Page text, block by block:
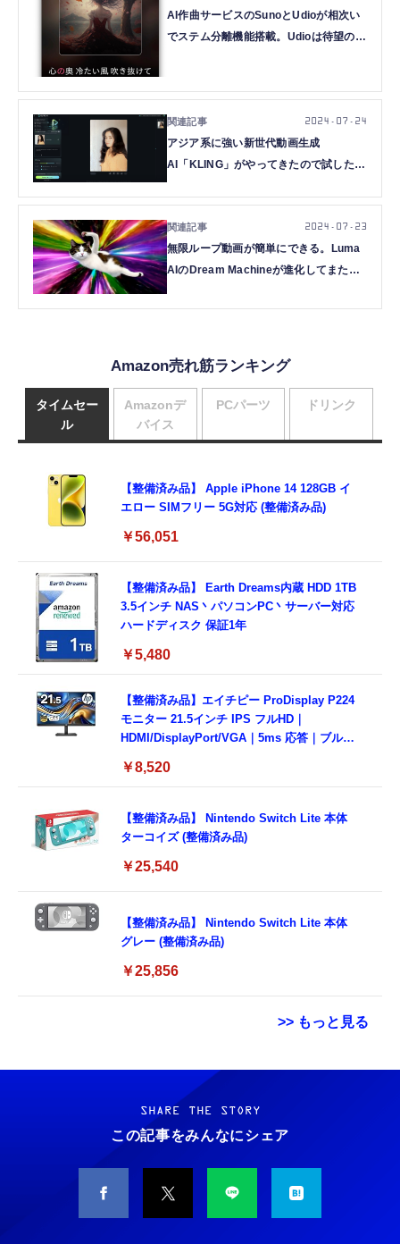
AI作曲サービスのSunoとUdioが相次い
でステム分離機能搭載。Udioは待望の2
アジア系に強い新世代動画生成
AI「KLING」がやってきたので試した。
KOLORSも使える（CloseBox）
2024.07.24
無限ループ動画が簡単にできる。Luma
AIのDream Machineが進化してまた楽
2024.07.23
Amazon売れ筋ランキング
タイムセー
ル
【整備済み品】 Apple iPhone 14 128GB イ
エロー SIMフリー 5G対応 (整備済み品)
￥56,051
【整備済み品】 Earth Dreams内蔵 HDD 1TB
3.5インチ NAS丶パソコンPC丶サーバー対応
ハードディスク 保証1年
￥5,480
【整備済み品】エイチピー ProDisplay P224
モニター 21.5インチ IPS フルHD｜
HDMI/DisplayPort/VGA｜5ms 応答｜ブルー
応
￥8,520
【整備済み品】 Nintendo Switch Lite 本体
ターコイズ (整備済み品)
￥25,540
【整備済み品】 Nintendo Switch Lite 本体
グレー (整備済み品)
￥25,856
>> もっと見る
Amazonデ
バイス
【New】Amazon Fire TV Stick HD | 手軽に
ストリーミングをはじめよう | ストリーミン
グメディアプレイヤー
￥6,980
【New】Amazon Fire TV Stick HD | 手軽に
ストリーミングをはじめよう | ストリーミン
PCパーツ
Hanye SSD 512GB PCIe Gen4x4 M.2 NVMe
2280 ヒートシンク搭載 新型PS5 / PS5動作確
認済み R:7100MB/s W:4800MB/s 高耐久3D
NAND TLC HE70 正規代理店品メーカー5年保
証
￥14,981
スティング [DVD]
ドリンク
コカ・コーラ 綾鷹 525mlPET×24本
￥1,663
コカ・コーラ 爽健美茶 600mlPET×24本
￥1,882
SHARE THE STORY
この記事をみんなにシェア